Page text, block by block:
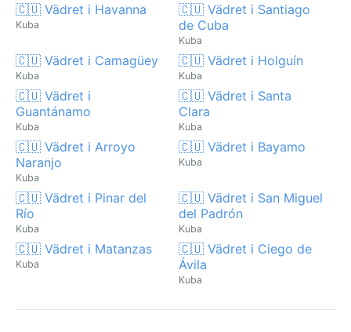
🇨🇺 Vädret i Havanna
Kuba
🇨🇺 Vädret i Santiago
de Cuba
Kuba
🇨🇺 Vädret i Camagüey
Kuba
🇨🇺 Vädret i Holguín
Kuba
🇨🇺 Vädret i
Guantánamo
Kuba
🇨🇺 Vädret i Santa
Clara
Kuba
🇨🇺 Vädret i Arroyo
Naranjo
Kuba
🇨🇺 Vädret i Bayamo
Kuba
🇨🇺 Vädret i Pinar del
Río
Kuba
🇨🇺 Vädret i San Miguel
del Padrón
Kuba
🇨🇺 Vädret i Matanzas
Kuba
🇨🇺 Vädret i Ciego de
Ávila
Kuba